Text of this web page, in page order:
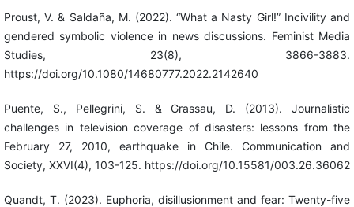
Proust, V. & Saldaña, M. (2022). “What a Nasty Girl!” Incivility and
gendered symbolic violence in news discussions. Feminist Media
Studies, 23(8), 3866-3883.
https://doi.org/10.1080/14680777.2022.2142640
Puente, S., Pellegrini, S. & Grassau, D. (2013). Journalistic
challenges in television coverage of disasters: lessons from the
February 27, 2010, earthquake in Chile. Communication and
Society, XXVI(4), 103-125. https://doi.org/10.15581/003.26.36062
Quandt, T. (2023). Euphoria, disillusionment and fear: Twenty-five